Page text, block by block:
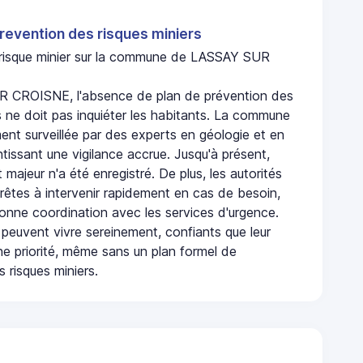
des risques miniers
minier sur la commune de LASSAY SUR
CROISNE, l'absence de plan de prévention des
ne doit pas inquiéter les habitants. La commune
surveillée par des experts en géologie et en
une vigilance accrue. Jusqu'à présent,
majeur n'a été enregistré. De plus, les autorités
à intervenir rapidement en cas de besoin,
coordination avec les services d'urgence.
vivre sereinement, confiants que leur
priorité, même sans un plan formel de
risques miniers.